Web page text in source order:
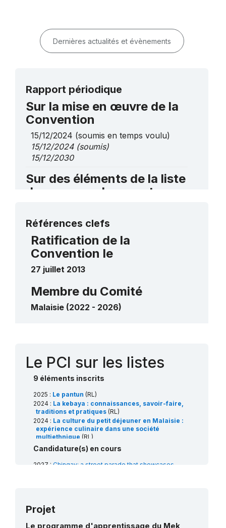
Dernières actualités et évènements
Rapport périodique
Sur la mise en œuvre de la
Convention
15/12/2024 (soumis en temps voulu)
15/12/2024(soumis)
15/12/2030
Sur des éléments de la liste
de sauvegarde urgente
Références clefs
Ratification de la
Convention le
27 juillet 2013
Membre du Comité
Malaisie (2022 - 2026)
Le PCI sur les listes
9 éléments inscrits
2025 : Le pantun (RL)
2024 : La kebaya : connaissances, savoir-faire,
traditions et pratiques (RL)
2024 : La culture du petit déjeuner en Malaisie :
expérience culinaire dans une société
multiethnique (RL)
2023 :Le Mek Mulung(USL)
2020 : La cérémonie Ong
2018 :Le Dondang Sayang
2008 :
Candidature(s) en cours
2027 : Chingay: a street parade that showcases
2026 :Le théâtre d’ombres du Kelantan
(RL)
Projet
Le programme d'apprentissage du Mek